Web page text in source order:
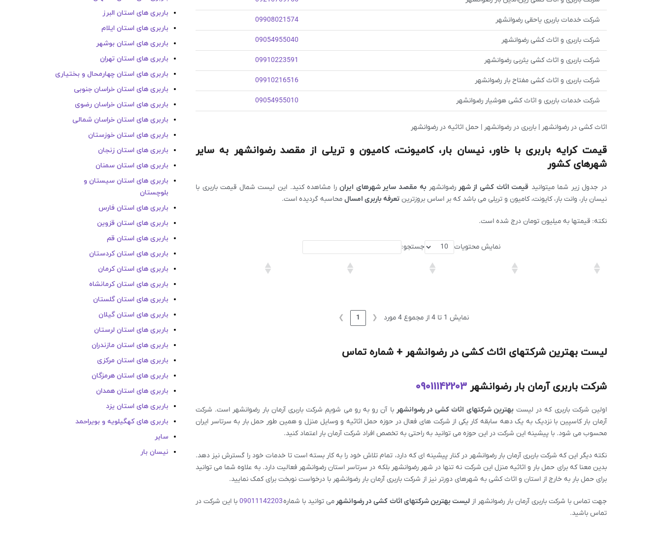
شرکت خدمات باربری یاحقی رضوانشهر 09908021574
شرکت باربری و اثاث کشی رضوانشهر 09054955040
شرکت باربری و اثاث کشی یثربی رضوانشهر 09910223591
شرکت باربری و اثاث کشی مفتاح بار رضوانشهر 09910216516
شرکت خدمات باربری و اثاث کشی هوشیار رضوانشهر 09054955010
اثاث کشی در رضوانشهر | باربری در رضوانشهر | حمل اثاثیه در رضوانشهر
قیمت کرایه باربری با خاور، نیسان بار، کامیونت، کامیون و تریلی از مقصد رضوانشهر به سایر
شهرهای کشور
در جدول زیر شما میتوانید قیمت اثاث کشی از شهر رضوانشهر به مقصد سایر شهرهای ایرانرا مشاهده کنید. این لیست شمال قیمت باربری با
نیسان بار، وانت بار، کایونت، کامیون و تریلی می باشد که بر اساس بروزترین تعرفه باربری امسال محاسبه گردیده است.
نکته: قیمتها به میلیون تومان درج شده است.
نمایش محتویات جستجو:
نمایش 1 تا 4 از مجموع 4 مورد ❮
1
❯
لیست بهترین شرکتهای اثاث کشی در رضوانشهر + شماره تماس
شرکت باربری آرمان بار رضوانشهر 09011142203
اولین شرکت باربری که در لیست بهترین شرکتهای اثاث کشی در رضوانشهر با آن رو به رو می شویم شرکت باربری آرمان بار رضوانشهر است. شرکت
آرمان بار کاسپین با نزدیک به یک دهه سابقه کار یکی از شرکت های فعال در حوزه حمل اثاثیه و وسایل منزل و همین طور حمل بار به سرتاسر ایران
محسوب می شود. با پیشینه این شرکت در این حوزه می توانید به راحتی به تخصص افراد شرکت آرمان بار اعتماد کنید.
نکته دیگر این که شرکت باربری آرمان بار رضوانشهر در کنار پیشینه ای که دارد، تمام تلاش خود را به کار بسته است تا خدمات خود را گسترش نیز دهد.
بدین معنا که برای حمل بار و اثاثیه منزل این شرکت نه تنها در شهر رضوانشهر بلکه در سرتاسر استان رضوانشهر فعالیت دارد. به علاوه شما می توانید
برای حمل بار به خارج از استان و اثاث کشی به شهرهای دورتر نیز از شرکت باربری آرمان بار رضوانشهر با درخواست نوبخت برای کمک نمایید.
جهت تماس با شرکت باربری آرمان بار رضوانشهر ازلیست بهترین شرکتهای اثاث کشی در رضوانشهر می توانید با شماره09011142203 با این شرکت در
تماس باشید.
باربری های استان البرز
باربری های استان ایلام
باربری های استان بوشهر
باربری های استان تهران
باربری های استان چهارمحال و بختیاری
باربری های استان خراسان جنوبی
باربری های استان خراسان رضوی
باربری های استان خراسان شمالی
باربری های استان خوزستان
باربری های استان زنجان
باربری های استان سمنان
باربری های استان سیستان و
بلوچستان
باربری های استان فارس
باربری های استان قزوین
باربری های استان قم
باربری های استان کردستان
باربری های استان کرمان
باربری های استان کرمانشاه
باربری های استان گلستان
باربری های استان گیلان
باربری های استان لرستان
باربری های استان مازندران
باربری های استان مرکزی
باربری های استان هرمزگان
باربری های استان همدان
باربری های استان یزد
باربری های کهگیلویه و بویراحمد
سایر
نیسان بار